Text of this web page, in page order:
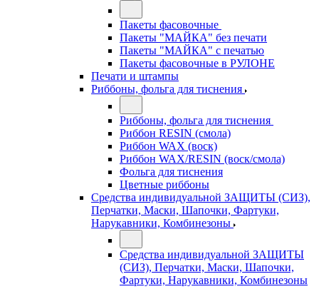
Пакеты фасовочные
Пакеты "МАЙКА" без печати
Пакеты "МАЙКА" с печатью
Пакеты фасовочные в РУЛОНЕ
Печати и штампы
Риббоны, фольга для тиснения
Риббоны, фольга для тиснения
Риббон RESIN (смола)
Риббон WAX (воск)
Риббон WAX/RESIN (воск/смола)
Фольга для тиснения
Цветные риббоны
Средства индивидуальной ЗАЩИТЫ (СИЗ),
Перчатки, Маски, Шапочки, Фартуки,
Нарукавники, Комбинезоны
Средства индивидуальной ЗАЩИТЫ
(СИЗ), Перчатки, Маски, Шапочки,
Фартуки, Нарукавники, Комбинезоны